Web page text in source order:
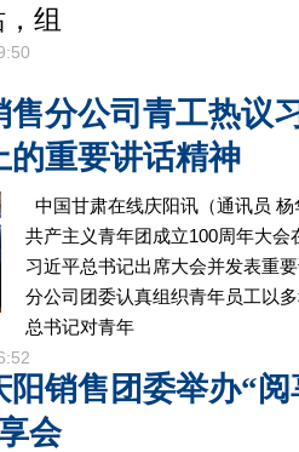
组
售分公司青工热议
的重要讲话精神
中国甘肃在线庆阳讯（通讯员
共产主义青年团成立100周年大
习近平总书记出席大会并发表重
分公司团委认真组织青年员工以
总书记对青年
阳销售团委举办“
会